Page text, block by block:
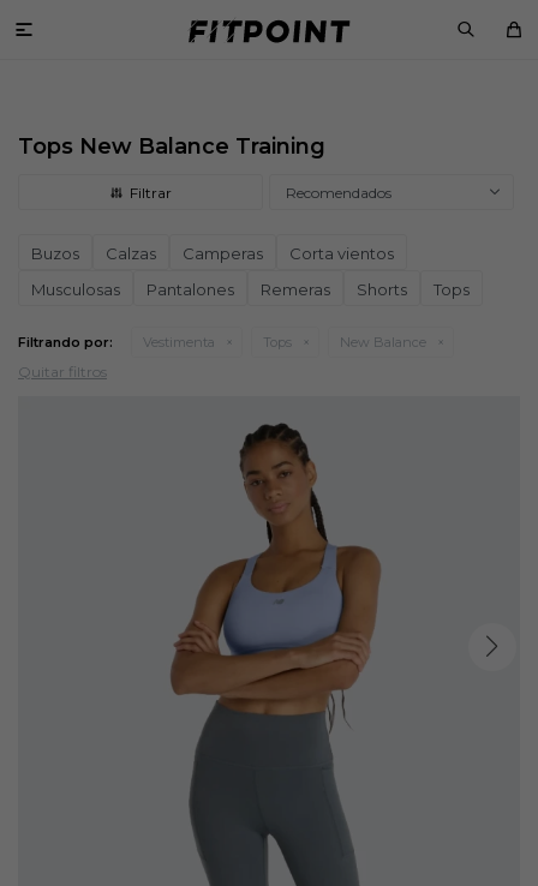

Tops New Balance Training
Recomendados
Buzos Calzas Camperas
Corta vientos
Musculosas
Pantalones Remeras Shorts Tops
Filtrando por: Vestimenta Tops New Balance
Quitar filtros